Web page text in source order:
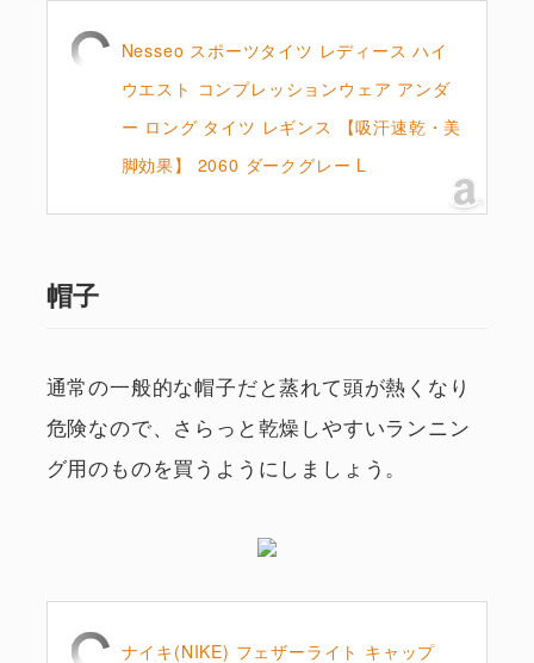
Nesseo スポーツタイツ レディース ハイ
ウエスト コンプレッションウェア アンダ
ー ロング タイツ レギンス 【吸汗速乾・美
脚効果】 2060 ダークグレー L
帽子
通常の一般的な帽子だと蒸れて頭が熱くなり
危険なので、さらっと乾燥しやすいランニン
グ用のものを買うようにしましょう。
ナイキ(NIKE) フェザーライト キャップ